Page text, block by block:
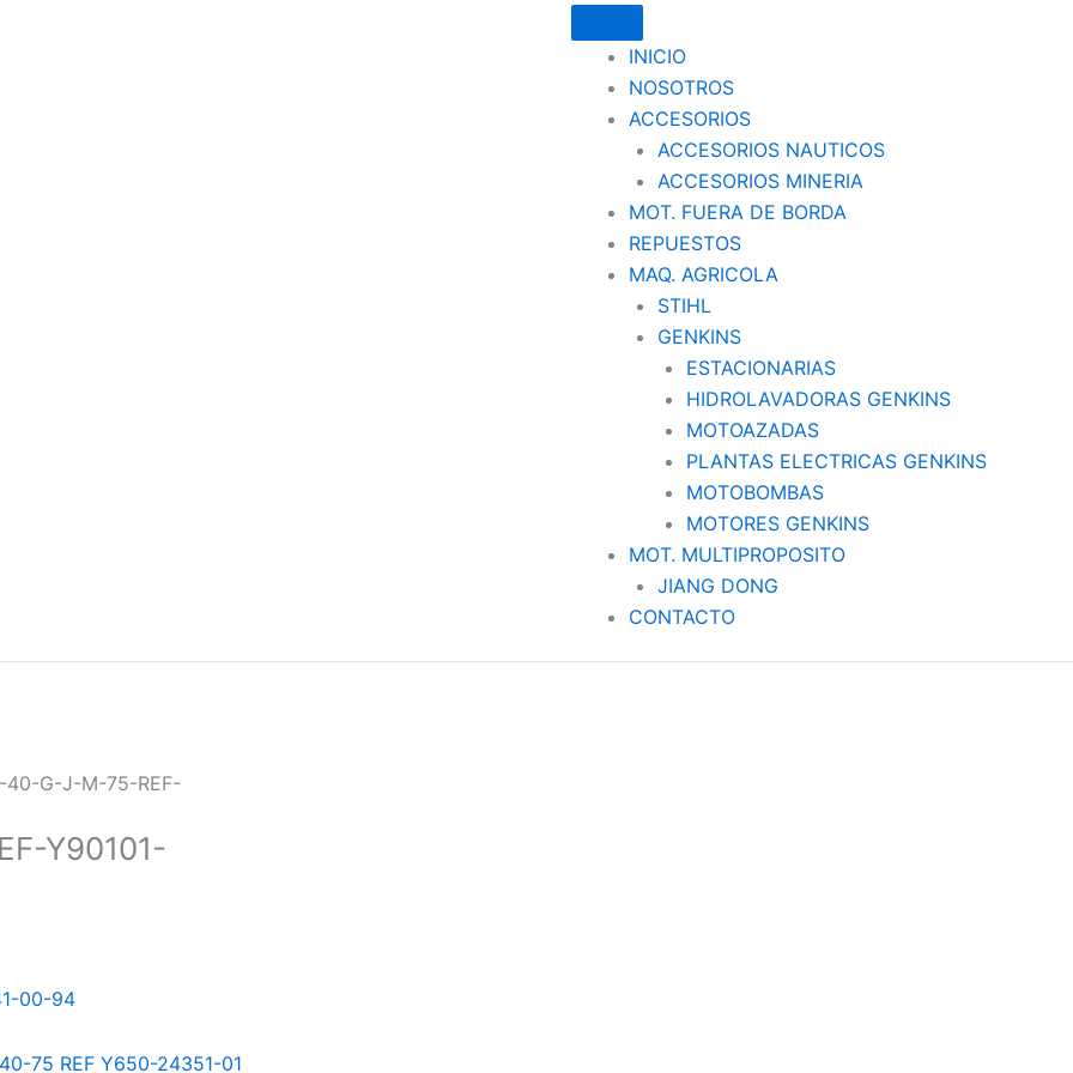
INICIO
NOSOTROS
ACCESORIOS
ACCESORIOS NAUTICOS
ACCESORIOS MINERIA
MOT. FUERA DE BORDA
REPUESTOS
MAQ. AGRICOLA
STIHL
GENKINS
ESTACIONARIAS
HIDROLAVADORAS GENKINS
MOTOAZADAS
PLANTAS ELECTRICAS GENKINS
MOTOBOMBAS
MOTORES GENKINS
MOT. MULTIPROPOSITO
JIANG DONG
CONTACTO
40-G-J-M-75-REF-
Y90101-